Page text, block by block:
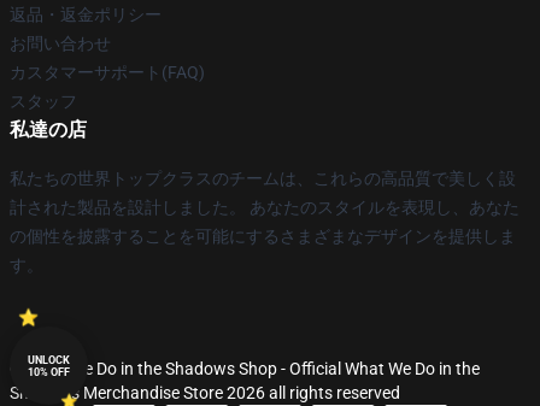
返品・返金ポリシー
お問い合わせ
カスタマーサポート(FAQ)
スタッフ
私達の店
私たちの世界トップクラスのチームは、これらの高品質で美しく設
計された製品を設計しました。 あなたのスタイルを表現し、あなた
の個性を披露することを可能にするさまざまなデザインを提供しま
す。
© What We Do in the Shadows Shop - Official What We Do in the
Shadows Merchandise Store 2026 all rights reserved
UNLOCK
10% OFF